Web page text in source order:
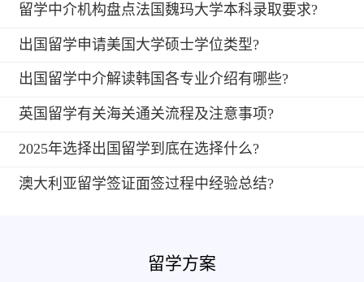
留学中介机构盘点法国魏玛大学本科录取要求?
出国留学申请美国大学硕士学位类型?
出国留学中介解读韩国各专业介绍有哪些?
英国留学有关海关通关流程及注意事项?
2025年选择出国留学到底在选择什么?
澳大利亚留学签证面签过程中经验总结?
留学方案